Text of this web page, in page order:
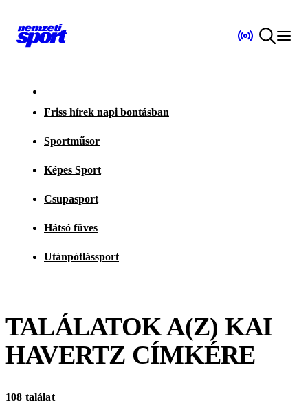
Friss hírek napi bontásban
Sportműsor
Képes Sport
Csupasport
Hátsó füves
Utánpótlássport
TALÁLATOK A(Z) KAI
HAVERTZ CÍMKÉRE
108 találat